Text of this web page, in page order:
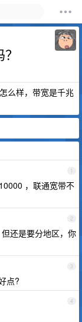
么样，带宽是千兆
1
，联通宽带不
2
还是要分地区，你
3
点?
4